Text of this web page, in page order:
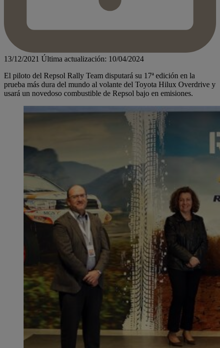
13/12/2021 Última actualización: 10/04/2024
El piloto del Repsol Rally Team disputará su 17ª edición en la
prueba más dura del mundo al volante del Toyota Hilux Overdrive y
usará un novedoso combustible de Repsol bajo en emisiones.